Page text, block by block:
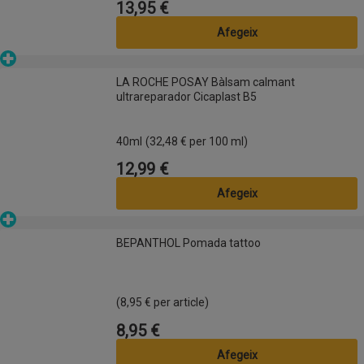
Preu
13,95 €
Afegeix
LA ROCHE POSAY Bàlsam calmant ultrareparador Cicaplast B5
Parafarmàcia
LA ROCHE POSAY Bàlsam calmant
ultrareparador Cicaplast B5
40ml (32,48 € per 100 ml)
Preu
12,99 €
Afegeix
BEPANTHOL Pomada tattoo
Parafarmàcia
BEPANTHOL Pomada tattoo
(8,95 € per article)
Preu
8,95 €
Afegeix